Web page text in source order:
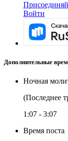
Войти
Дополнительные
Ночная
(Последнее
1:07 - 3:07
Время поста